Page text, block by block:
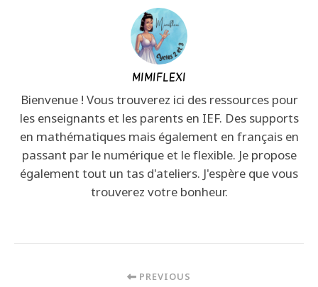
MIMIFLEXI
Bienvenue ! Vous trouverez ici des ressources pour
les enseignants et les parents en IEF. Des supports
en mathématiques mais également en français en
passant par le numérique et le flexible. Je propose
également tout un tas d'ateliers. J'espère que vous
trouverez votre bonheur.
PREVIOUS